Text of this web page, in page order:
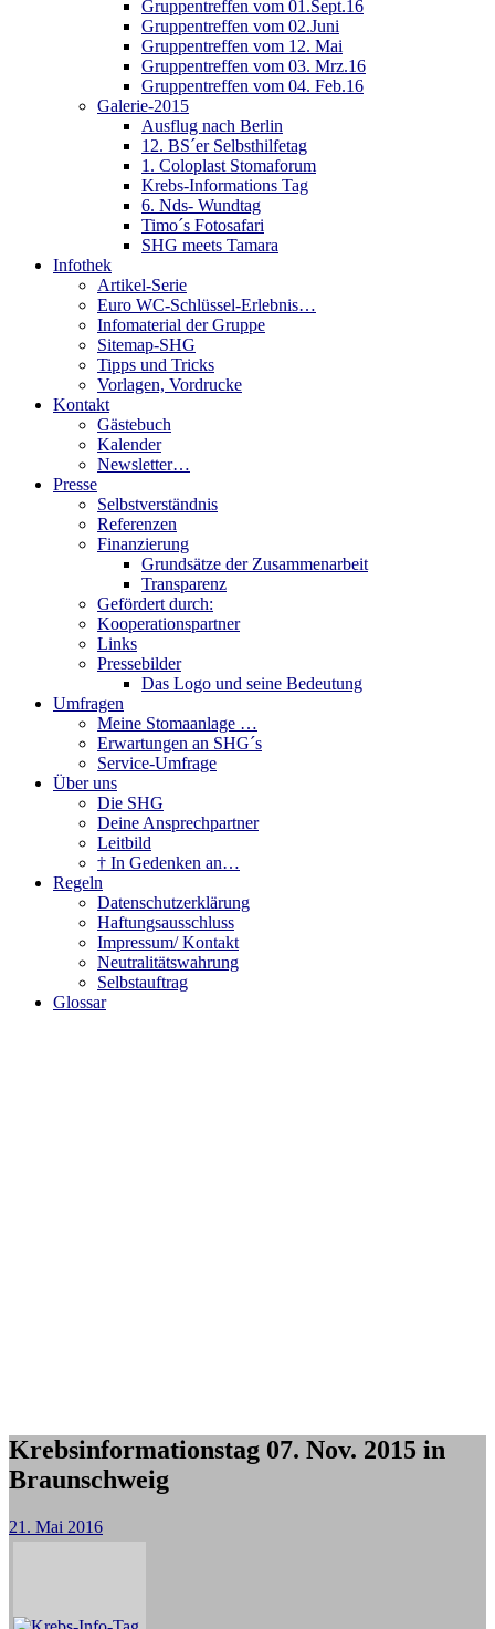
Gruppentreffen vom 01.Sept.16
Gruppentreffen vom 02.Juni
Gruppentreffen vom 12. Mai
Gruppentreffen vom 03. Mrz.16
Gruppentreffen vom 04. Feb.16
Galerie-2015
Ausflug nach Berlin
12. BS´er Selbsthilfetag
1. Coloplast Stomaforum
Krebs-Informations Tag
6. Nds- Wundtag
Timo´s Fotosafari
SHG meets Tamara
Infothek
Artikel-Serie
Euro WC-Schlüssel-Erlebnis…
Infomaterial der Gruppe
Sitemap-SHG
Tipps und Tricks
Vorlagen, Vordrucke
Kontakt
Gästebuch
Kalender
Newsletter…
Presse
Selbstverständnis
Referenzen
Finanzierung
Grundsätze der Zusammenarbeit
Transparenz
Gefördert durch:
Kooperationspartner
Links
Pressebilder
Das Logo und seine Bedeutung
Umfragen
Meine Stomaanlage …
Erwartungen an SHG´s
Service-Umfrage
Über uns
Die SHG
Deine Ansprechpartner
Leitbild
† In Gedenken an…
Regeln
Datenschutzerklärung
Haftungsausschluss
Impressum/ Kontakt
Neutralitätswahrung
Selbstauftrag
Glossar
Krebsinformationstag 07. Nov. 2015 in
Braunschweig
21. Mai 2016